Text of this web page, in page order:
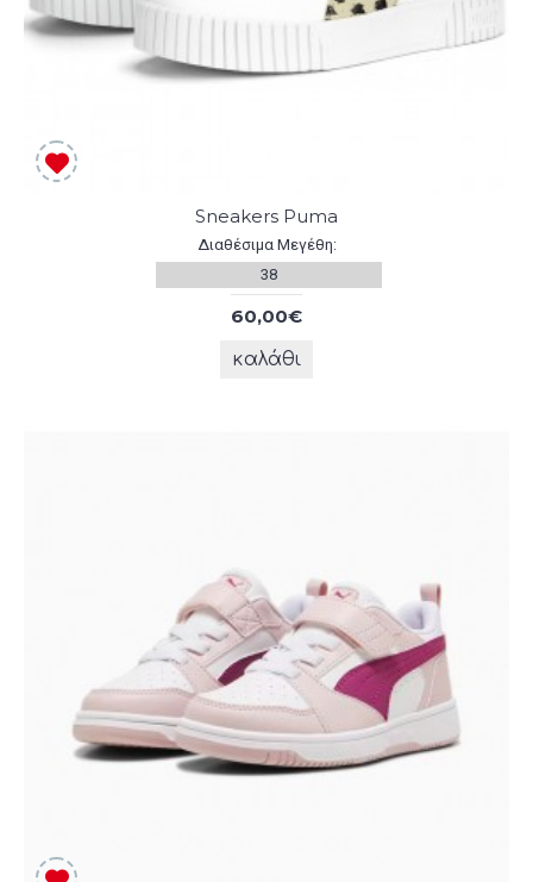
Sneakers Puma
Διαθέσιμα Μεγέθη:
38
60,00€
καλάθι